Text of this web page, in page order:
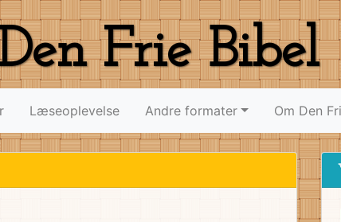
Frie Bibel
Læseoplevelse Andre formater Om Den